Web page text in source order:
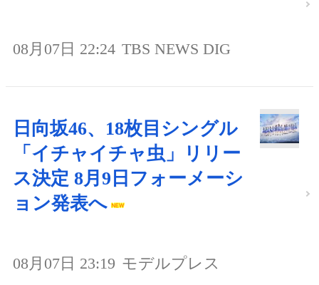
08月07日 22:24 TBS NEWS DIG
日向坂46、18枚目シングル
「イチャイチャ虫」リリー
ス決定 8月9日フォーメーシ
ョン発表へ
08月07日 23:19 モデルプレス